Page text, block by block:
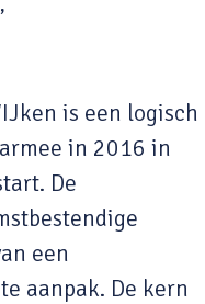
is een logisch
in 2016 in
De
een
aanpak. De kern